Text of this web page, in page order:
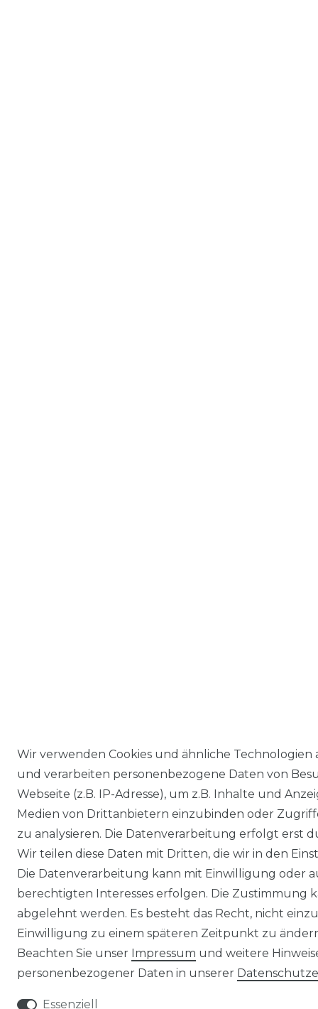
Wir verwenden Cookies und ähnliche Technologien
und verarbeiten personenbezogene Daten von
Webseite (z.B. IP-Adresse), um z.B. Inhalte und
Medien von Drittanbietern einzubinden oder
zu analysieren. Die Datenverarbeitung erfolgt erst
Wir teilen diese Daten mit Dritten, die wir in den
Die Datenverarbeitung kann mit Einwilligung oder
berechtigten Interesses erfolgen. Die Zustimmung
abgelehnt werden. Es besteht das Recht, nicht
Einwilligung zu einem späteren Zeitpunkt zu
Beachten Sie unser Impressum und weitere
personenbezogener Daten in unserer
Essenziell